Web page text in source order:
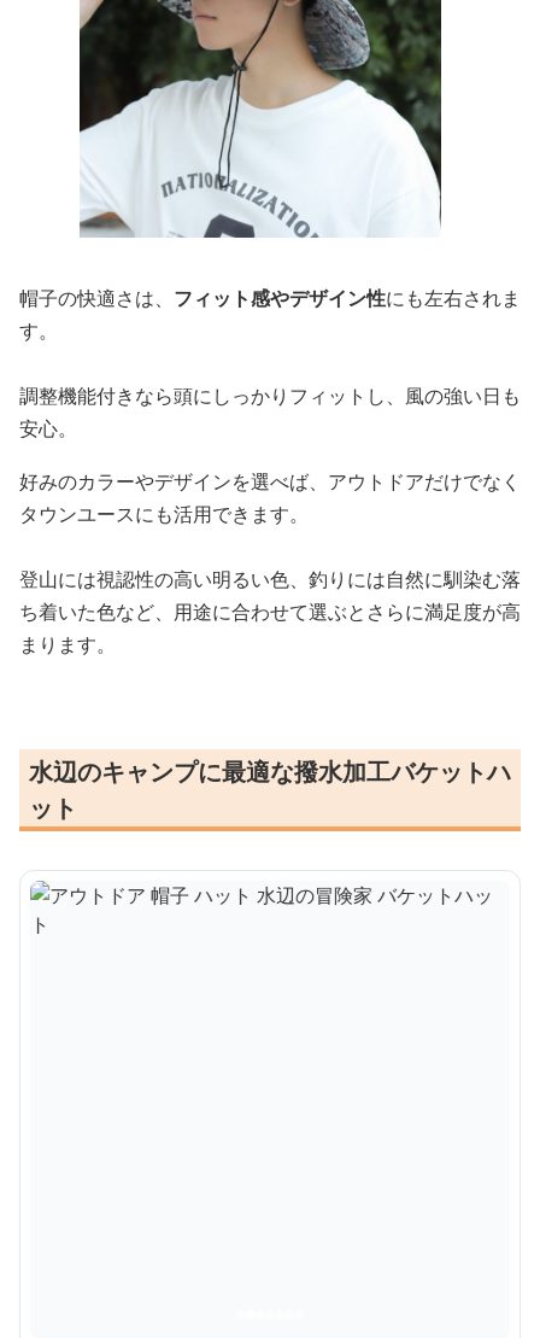
帽子の快適さは、 フィット感やデザイン性にも左右されま
す。
調整機能付きなら頭にしっかりフィットし、風の強い日も
安心。
好みのカラーやデザインを選べば、アウトドアだけでなく
タウンユースにも活用できます。
登山には視認性の高い明るい色、釣りには自然に馴染む落
ち着いた色など、用途に合わせて選ぶとさらに満足度が高
まります。
水辺のキャンプに最適な撥水加工バケットハ
ット